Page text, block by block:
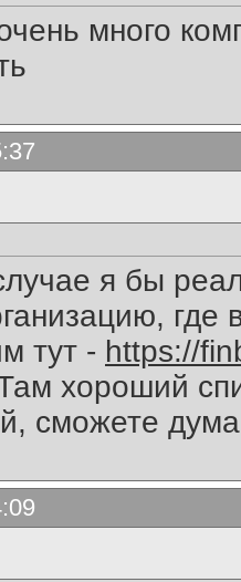
много
я бы
где
тут - https://
хороший
сможете